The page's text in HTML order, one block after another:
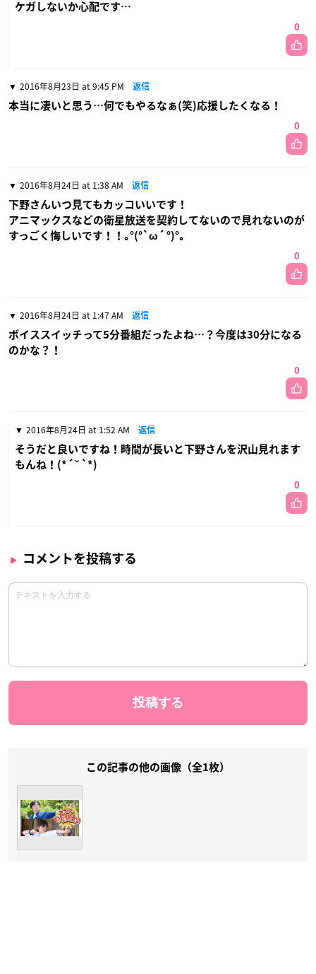
ケガしないか心配です…
0
2016年8月23日 at 9:45 PM 返信
本当に凄いと思う…何でもやるなぁ(笑)応援したくなる！
0
2016年8月24日 at 1:38 AM 返信
下野さんいつ見てもカッコいいです！
アニマックスなどの衛星放送を契約してないので見れないのが
すっごく悔しいです！！｡°(°`ω´ °)°｡
0
2016年8月24日 at 1:47 AM 返信
ボイススイッチって5分番組だったよね…？今度は30分になる
のかな？！
0
2016年8月24日 at 1:52 AM 返信
そうだと良いですね！時間が長いと下野さんを沢山見れます
もんね！(*´ ˘ `*)
0
コメントを投稿する
この記事の他の画像（全1枚）